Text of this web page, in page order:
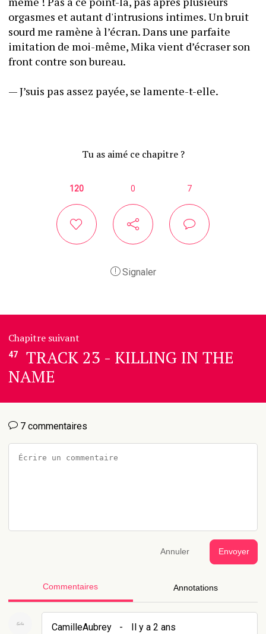
orgasmes et autant d'intrusions intimes. Un bruit
sourd me ramène à l’écran. Dans une parfaite
imitation de moi-même, Mika vient d’écraser son
front contre son bureau.
Tu as aimé ce chapitre ?
120 0 7
Signaler
Chapitre suivant
47
TRACK 23 - KILLING IN THE
NAME
7 commentaires
Annuler Envoyer
Commentaires Annotations
CamilleAubrey -
Il y a 2 ans